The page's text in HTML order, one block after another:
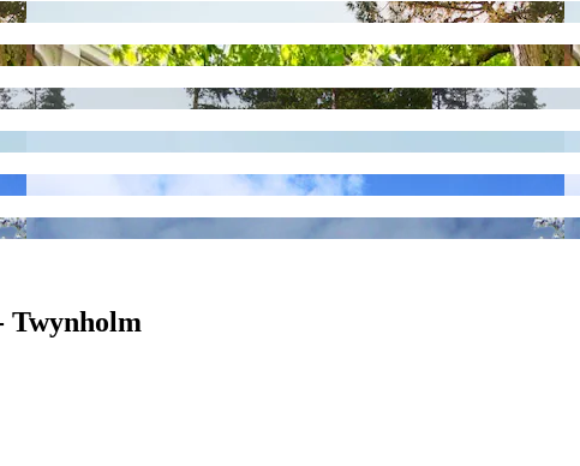
Twynholm